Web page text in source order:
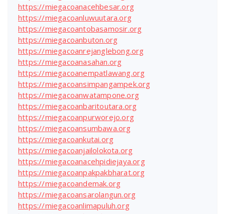
https://miegacoanacehbesar.org
https://miegacoanluwuutara.org
https://miegacoantobasamosir.org
https://miegacoanbuton.org
https://miegacoanrejanglebong.org
https://miegacoanasahan.org
https://miegacoanempatlawang.org
https://miegacoansimpangampek.org
https://miegacoanwatampone.org
https://miegacoanbaritoutara.org
https://miegacoanpurworejo.org
https://miegacoansumbawa.org
https://miegacoankutai.org
https://miegacoanjailolokota.org
https://miegacoanacehpidiejaya.org
https://miegacoanpakpakbharat.org
https://miegacoandemak.org
https://miegacoansarolangun.org
https://miegacoanlimapuluh.org